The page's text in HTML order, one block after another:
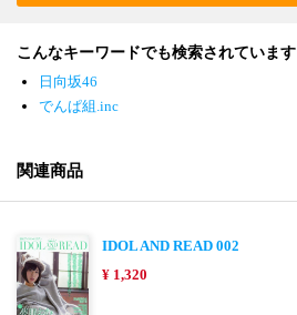
こんなキーワードでも検索されています
日向坂46
でんぱ組.inc
関連商品
IDOL AND READ 002
¥ 1,320